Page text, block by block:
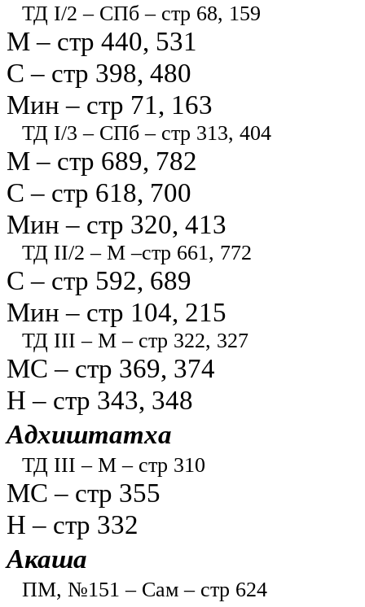
ТД I/2 – СПб – стр 68, 159
М – стр 440, 531
С – стр 398, 480
Мин – стр 71, 163
ТД I/3 – СПб – стр 313, 404
М – стр 689, 782
С – стр 618, 700
Мин – стр 320, 413
ТД II/2 – М –стр 661, 772
С – стр 592, 689
Мин – стр 104, 215
ТД III – М – стр 322, 327
МС – стр 369, 374
Н – стр 343, 348
Адхиштатха
ТД III – М – стр 310
МС – стр 355
Н – стр 332
Акаша
ПМ, №151 – Сам – стр 624